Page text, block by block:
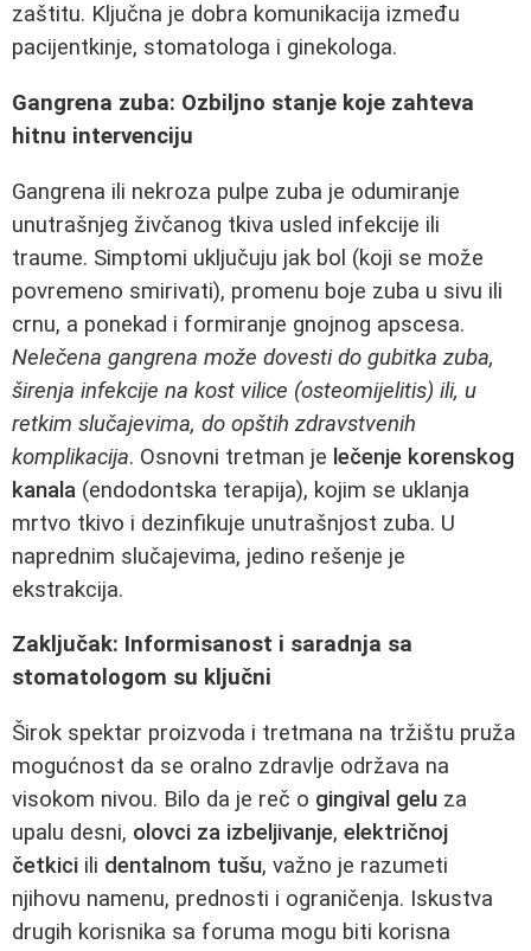
zaštitu. Ključna je dobra komunikacija između
pacijentkinje, stomatologa i ginekologa.
Gangrena zuba: Ozbiljno stanje koje zahteva
hitnu intervenciju
Gangrena ili nekroza pulpe zuba je odumiranje
unutrašnjeg živčanog tkiva usled infekcije ili
traume. Simptomi uključuju jak bol (koji se može
povremeno smirivati), promenu boje zuba u sivu ili
crnu, a ponekad i formiranje gnojnog apscesa.
Nelečena gangrena može dovesti do gubitka zuba,
širenja infekcije na kost vilice (osteomijelitis) ili, u
retkim slučajevima, do opštih zdravstvenih
komplikacija. Osnovni tretman je lečenje korenskog
kanala (endodontska terapija), kojim se uklanja
mrtvo tkivo i dezinfikuje unutrašnjost zuba. U
naprednim slučajevima, jedino rešenje je
ekstrakcija.
Zaključak: Informisanost i saradnja sa
stomatologom su ključni
Širok spektar proizvoda i tretmana na tržištu pruža
mogućnost da se oralno zdravlje održava na
visokom nivou. Bilo da je reč o gingival gelu za
upalu desni, olovci za izbeljivanje, električnoj
četkici ili dentalnom tušu, važno je razumeti
njihovu namenu, prednosti i ograničenja. Iskustva
drugih korisnika sa foruma mogu biti korisna